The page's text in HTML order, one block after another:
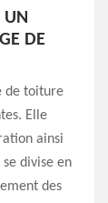
UN
DE
de toiture
Elle
ainsi
divise en
des